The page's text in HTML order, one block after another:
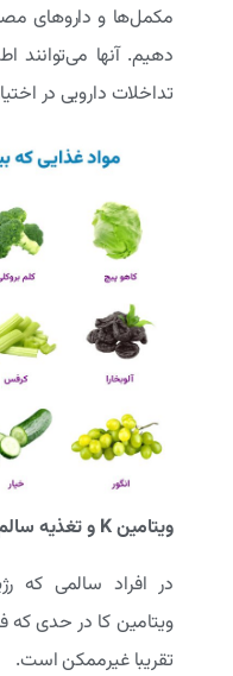
مکمل‌ها و داروهای
دهیم. آنها می‌توانند
تداخلات دارویی در
ویتامین K و تغذیه سالم
در افراد سالمی که
ویتامین کا در حدی که
تقریبا غیرممکن است.